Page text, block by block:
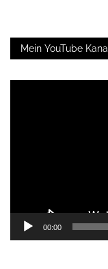
Mein YouTube Kanal
00:00